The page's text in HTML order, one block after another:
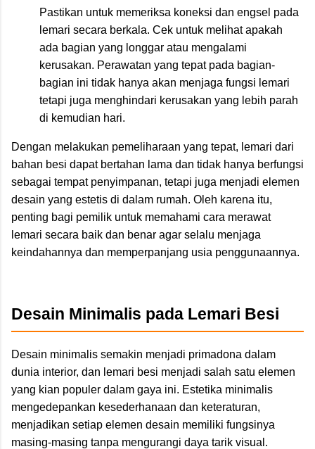
Pastikan untuk memeriksa koneksi dan engsel pada
lemari secara berkala. Cek untuk melihat apakah
ada bagian yang longgar atau mengalami
kerusakan. Perawatan yang tepat pada bagian-
bagian ini tidak hanya akan menjaga fungsi lemari
tetapi juga menghindari kerusakan yang lebih parah
di kemudian hari.
Dengan melakukan pemeliharaan yang tepat, lemari dari
bahan besi dapat bertahan lama dan tidak hanya berfungsi
sebagai tempat penyimpanan, tetapi juga menjadi elemen
desain yang estetis di dalam rumah. Oleh karena itu,
penting bagi pemilik untuk memahami cara merawat
lemari secara baik dan benar agar selalu menjaga
keindahannya dan memperpanjang usia penggunaannya.
Desain Minimalis pada Lemari Besi
Desain minimalis semakin menjadi primadona dalam
dunia interior, dan lemari besi menjadi salah satu elemen
yang kian populer dalam gaya ini. Estetika minimalis
mengedepankan kesederhanaan dan keteraturan,
menjadikan setiap elemen desain memiliki fungsinya
masing-masing tanpa mengurangi daya tarik visual.